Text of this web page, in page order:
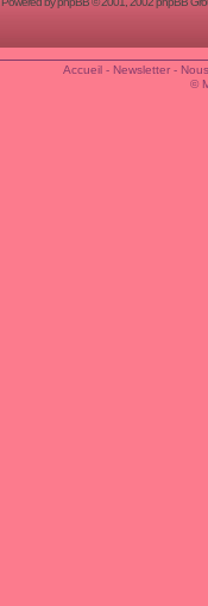
Accueil- Newsletter-
©